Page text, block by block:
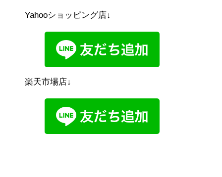
Yahooショッピング店↓
楽天市場店↓